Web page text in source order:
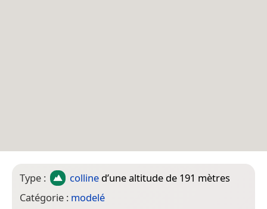
Type : colline d’une altitude de 191 mètres
Catégorie : modelé